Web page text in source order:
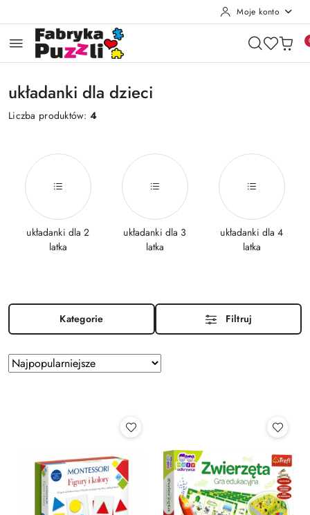
Moje konto
układanki dla dzieci
Liczba produktów:4
układanki dla 2
latka
układanki dla 3
latka
układanki dla 4
latka
Kategorie Filtruj
Zastosowano
sortowanie:
Sortuj
według